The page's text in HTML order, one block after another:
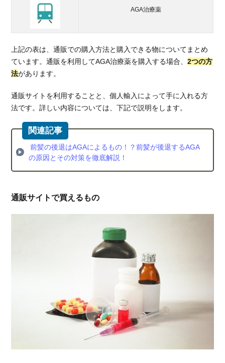
治療
薬を
注意
点
1.3.1.
完全な
自己責
1.3.2.
購入時
のトラ
2.
治療
を受
AGA治療薬
上記の表は、通販での購入方法と購入できる物についてまとめ
ています。通販を利用してAGA治療薬を購入する場合、2つの方
法があります。
通販サイトを利用することと、個人輸入によって手に入れる方
法です。詳しい内容については、下記で説明をします。
前髪の後退はAGAによるもの！？前髪が後退するAGA
の原因とその対策を徹底解説！
通販サイトで買えるもの